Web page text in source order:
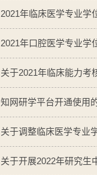
2021年临床医学专业学
2021年口腔医学专业学
关于2021年临床能力考
知网研学平台开通使用
关于调整临床医学专业
关于开展2022年研究生